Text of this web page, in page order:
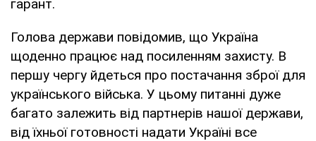
гарант.
Голова держави повідомив, що Україна
щоденно працює над посиленням захисту. В
першу чергу йдеться про постачання зброї для
українського війська. У цьому питанні дуже
багато залежить від партнерів нашої держави,
від їхньої готовності надати Україні все